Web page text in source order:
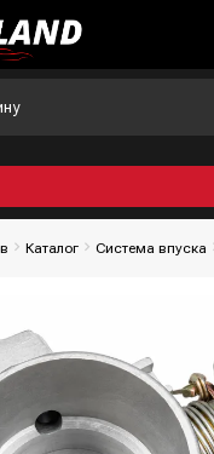
Каталог Система впуска